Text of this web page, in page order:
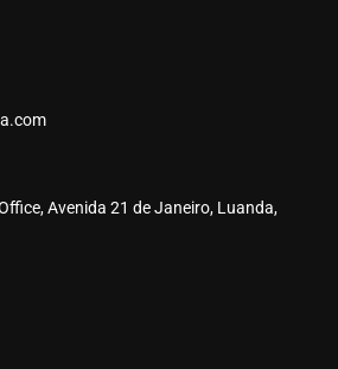
Avenida 21 de Janeiro, Luanda,